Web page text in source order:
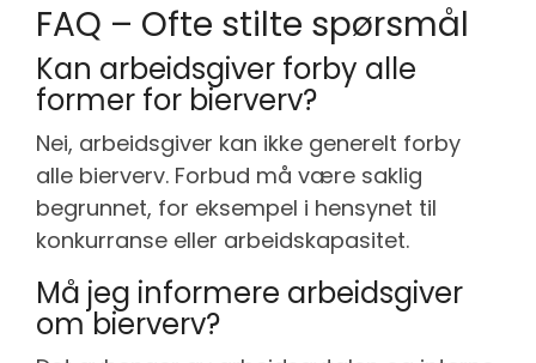
FAQ – Ofte stilte spørsmål
Kan arbeidsgiver forby alle
former for bierverv?
Nei, arbeidsgiver kan ikke generelt forby
alle bierverv. Forbud må være saklig
begrunnet, for eksempel i hensynet til
konkurranse eller arbeidskapasitet.
Må jeg informere arbeidsgiver
om bierverv?